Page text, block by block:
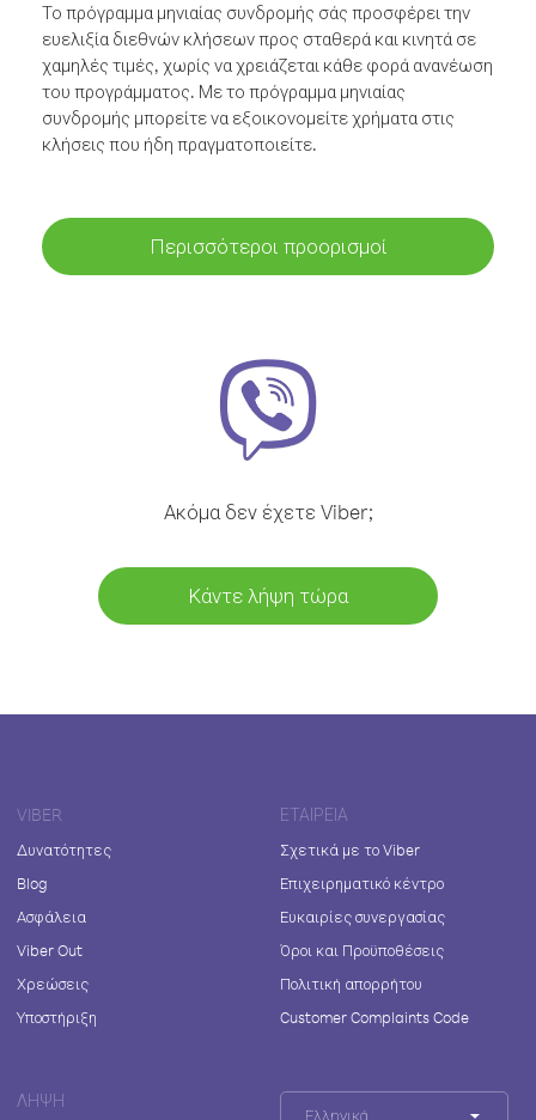
Το πρόγραμμα μηνιαίας συνδρομής σάς προσφέρει την
ευελιξία διεθνών κλήσεων προς σταθερά και κινητά σε
χαμηλές τιμές, χωρίς να χρειάζεται κάθε φορά ανανέωση
του προγράμματος. Με το πρόγραμμα μηνιαίας
συνδρομής μπορείτε να εξοικονομείτε χρήματα στις
κλήσεις που ήδη πραγματοποιείτε.
Περισσότεροι προορισμοί
Ακόμα δεν έχετε Viber;
Κάντε λήψη τώρα
VIBER
Δυνατότητες
Blog
Ασφάλεια
Viber Out
Χρεώσεις
Υποστήριξη
ΕΤΑΙΡΕΊΑ
Σχετικά με το Viber
Επιχειρηματικό κέντρο
Ευκαιρίες συνεργασίας
Όροι και Προϋποθέσεις
Πολιτική απορρήτου
Customer Complaints Code
ΛΉΨΗ
Ελληνικά